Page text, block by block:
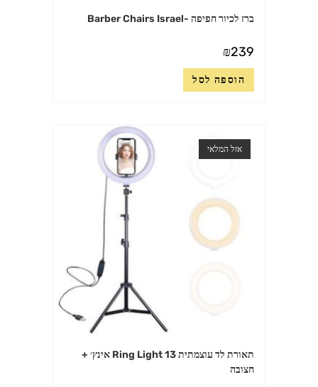
ברז לכיור חפיפה -Barber Chairs Israel
₪239
הוספה לסל
אזל המלאי
תאורת לד עוצמתית Ring Light 13 אינץ׳ +
חצובה